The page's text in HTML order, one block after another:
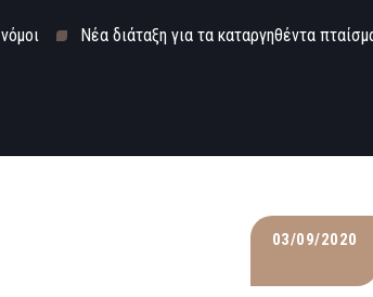
Νέα διάταξη για τα καταργηθέντα
03/09/2020